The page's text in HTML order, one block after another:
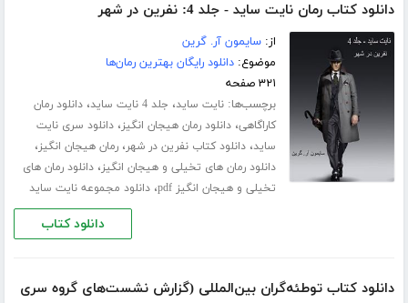
دانلود کتاب رمان نایت ساید - جلد 4: نفرین در شهر
از:سایمون آر. گرین
موضوع:دانلود رایگان بهترین رمان‌ها
۳۲۱ صفحه
برچسب‌ها:نایت ساید، جلد 4 نایت ساید ،دانلود رمان
کاراگاهی،دانلود رمان هیجان انگیز،دانلود سری نایت
ساید،دانلود کتاب نفرین در شهر،رمان هیجان انگیز،
دانلود رمان های تخیلی و هیجان انگیز،دانلود رمان های
تخیلی و هیجان انگیز pdf
،دانلود مجموعه نایت ساید
دانلود کتاب
دانلود کتاب توطئه‌گران بین‌المللی (گزارش نشست‌های گروه سری